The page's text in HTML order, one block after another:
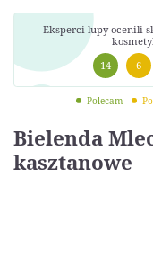
Bielenda
kasztanowe
Eksperci lupy ocenili
14
6
Polecam